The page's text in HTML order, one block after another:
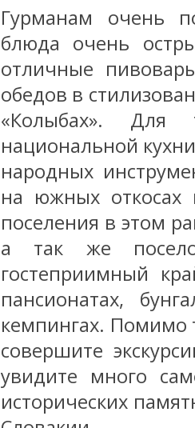
Гурманам очень
блюда очень
отличные
обедов в
«Колыбах». Для
национальной
народных
на южных откосах
поселения в этом
а так же
гостеприимный
пансионатах,
кемпингах. Помимо
совершите
увидите много
исторических